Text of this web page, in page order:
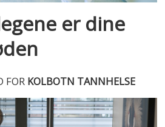
er dine
FOR KOLBOTN TANNHELSE